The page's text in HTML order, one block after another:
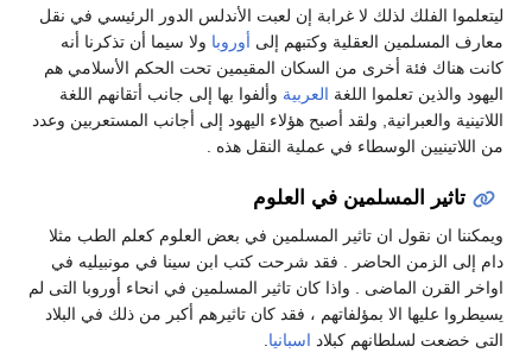
ليتعلموا الفلك لذلك لا غرابة إن لعبت الأندلس الدور الرئيسي في نقل
معارف المسلمين العقلية وكتبهم إلى أوروبا ولا سيما أن تذكرنا أنه
كانت هناك فئة أخرى من السكان المقيمين تحت الحكم الأسلامي هم
اليهود والذين تعلموا اللغة العربية وألفوا بها إلى جانب أتقانهم اللغة
اللاتينية والعبرانية, ولقد أصبح هؤلاء اليهود إلى أجانب المستعربين وعدد
من اللاتينيين الوسطاء في عملية النقل هذه .
تاثير المسلمين في العلوم
ويمكننا ان نقول ان تاثير المسلمين في بعض العلوم كعلم الطب مثلا
دام إلى الزمن الحاضر . فقد شرحت كتب ابن سينا في مونبيليه في
اواخر القرن الماضى . واذا كان تاثير المسلمين في انحاء أوروبا التى لم
يسيطروا عليها الا بمؤلفاتهم ، فقد كان تاثيرهم أكبر من ذلك في البلاد
التى خضعت لسلطانهم كبلاد اسبانيا